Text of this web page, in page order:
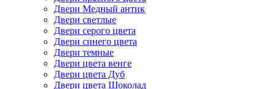
Двери Медный антик
Двери светлые
Двери серого цвета
Двери синего цвета
Двери темные
Двери цвета венге
Двери цвета Дуб
Двери цвета Шоколад